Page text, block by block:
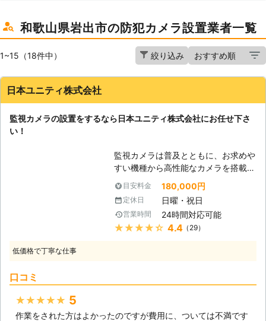
和歌山県岩出市の防犯カメラ設置業者一覧
1~15（18件中） 絞り込み
日本ユニティ株式会社
監視カメラの設置をするなら日本ユニティ株式会社にお任せ下さ
い！
監視カメラは普及とともに、お求めや
すい機種から高性能なカメラを搭載し
たものまで、種類が豊富になってきま
した。お客様が設置したいとお考えの
場所に、最適な監視カメラをご提案さ
せて頂きます。監視カメラ設置は日本
ユニティ株式会社にお任せ下さい。
窃盗犯は、できるだけ人に見つからず
目安料金 180,000円
定休日 日曜・祝日
営業時間 24時間対応可能
★★★★★ 4.4（29）
低価格で丁寧な仕事
口コミ
★★★★★ 5
作業をされた方はよかったのですが費用に、ついては不満です